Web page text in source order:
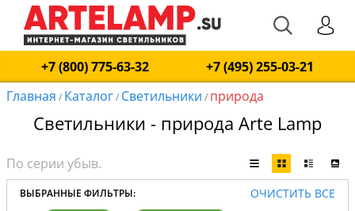
+7 (800) 775-63-32
+7 (495) 255-03-21
Главная / Каталог/ Светильники / природа
Светильники - природа Arte Lamp
ВЫБРАННЫЕ ФИЛЬТРЫ: ОЧИСТИТЬ ВСЕ